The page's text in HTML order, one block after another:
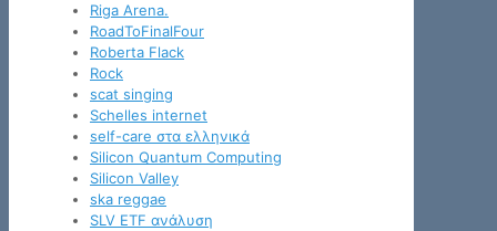
Riga Arena.
RoadToFinalFour
Roberta Flack
Rock
scat singing
Schelles internet
self-care στα ελληνικά
Silicon Quantum Computing
Silicon Valley
ska reggae
SLV ETF ανάλυση